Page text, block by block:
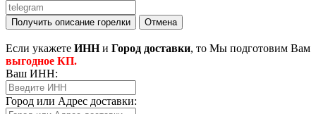
Получить описание горелки Отмена
Eсли укажете ИННи Город доставки, то Мы подготовим Вам
выгодное КП.
Ваш ИНН:
Город или Адрес доставки: